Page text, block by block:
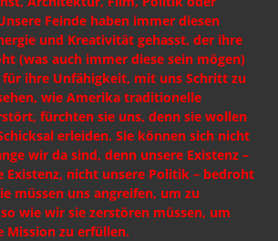
Feinde haben immer diesen
und Kreativität gehasst, der ihre
(was auch immer diese sein mögen)
für ihre Unfähigkeit, mit uns Schritt zu
wie Amerika traditionelle
fürchten sie uns, denn sie wollen
erleiden. Sie können sich nicht
wir da sind, denn unsere Existenz –
Existenz, nicht unsere Politik – bedroht
müssen uns angreifen, um zu
wie wir sie zerstören müssen, um
Mission zu erfüllen.